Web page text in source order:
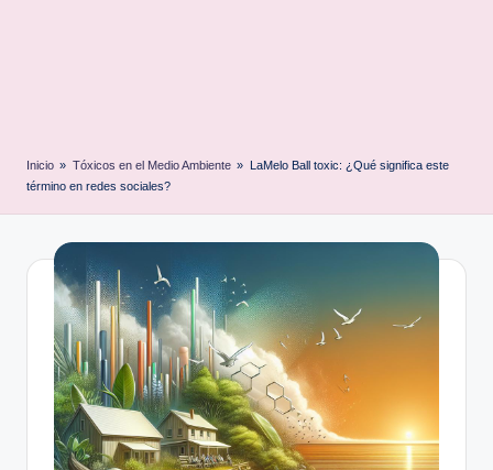
Inicio » Tóxicos en el Medio Ambiente » LaMelo Ball toxic: ¿Qué significa este
término en redes sociales?